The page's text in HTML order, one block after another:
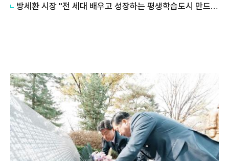
방세환 시장 "전 세대 배우고 성장하는 평생학습도시 만드는 게 광주 미래 경쟁력"